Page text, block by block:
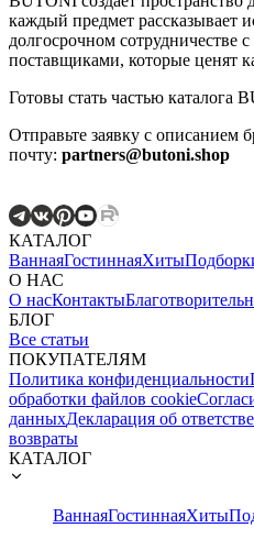
каждый предмет рассказывает
долгосрочном сотрудничестве
поставщиками, которые ценят
Готовы стать частью каталога
Отправьте заявку с описанием
почту: partners@butoni.shop
КАТАЛОГ
ВаннаяГостиннаяХиты
О НАС
О насКонтакты
БЛОГ
Все статьи
ПОКУПАТЕЛЯМ
Политика конфиденциальности
обработки файлов cookie
данныхДекларация об
возвраты
КАТАЛОГ
ВаннаяГостиннаяХиты